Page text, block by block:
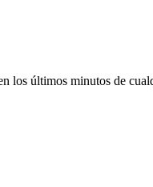
los últimos minutos de